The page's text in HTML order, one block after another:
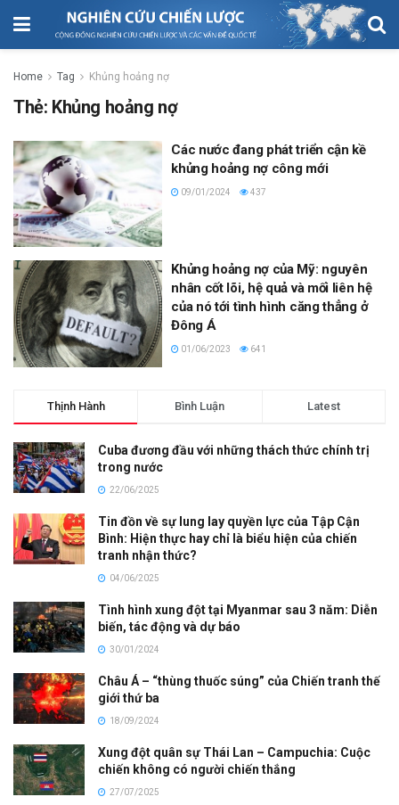
Home Tag Khủng hoảng nợ
Thẻ: Khủng hoảng nợ
Các nước đang phát triển cận kề
khủng hoảng nợ công mới
09/01/2024 437
Khủng hoảng nợ của Mỹ: nguyên
nhân cốt lõi, hệ quả và mối liên hệ
của nó tới tình hình căng thẳng ở
Đông Á
01/06/2023 641
Thịnh Hành Bình Luận Latest
Cuba đương đầu với những thách thức chính trị
trong nước
22/06/2025
Tin đồn về sự lung lay quyền lực của Tập Cận
Bình: Hiện thực hay chỉ là biểu hiện của chiến
tranh nhận thức?
04/06/2025
Tình hình xung đột tại Myanmar sau 3 năm: Diễn
biến, tác động và dự báo
30/01/2024
Châu Á – “thùng thuốc súng” của Chiến tranh thế
giới thứ ba
18/09/2024
Xung đột quân sự Thái Lan – Campuchia: Cuộc
chiến không có người chiến thắng
27/07/2025